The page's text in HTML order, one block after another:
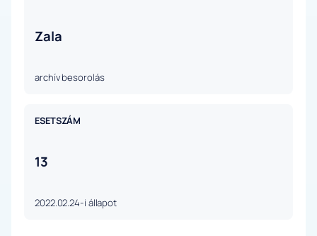
Zala
archív besorolás
ESETSZÁM
13
2022.02.24-i állapot